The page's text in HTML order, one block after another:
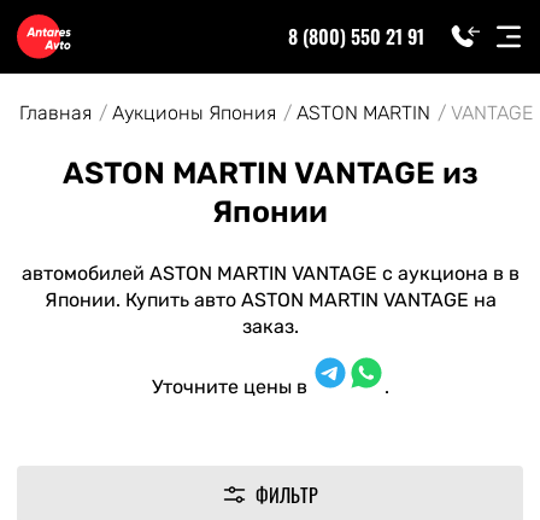
8 (800) 550 21 91
Главная Аукционы Япония ASTON MARTIN VANTAGE
ASTON MARTIN VANTAGE из
Японии
автомобилей ASTON MARTIN VANTAGE с аукциона в в
Японии. Купить авто ASTON MARTIN VANTAGE на
заказ.
Уточните цены в .
ФИЛЬТР